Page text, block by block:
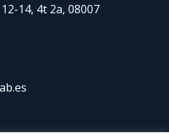
14, 4t 2a, 08007